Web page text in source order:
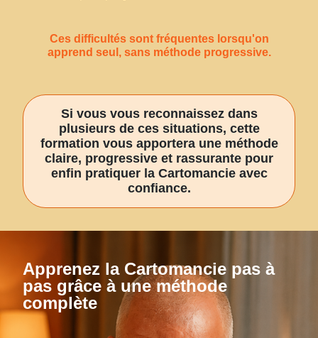
Ces difficultés sont fréquentes lorsqu'on
apprend seul, sans méthode progressive.
Si vous vous reconnaissez dans
plusieurs de ces situations, cette
formation vous apportera une méthode
claire, progressive et rassurante pour
enfin pratiquer la Cartomancie avec
confiance.
Apprenez la Cartomancie pas à
pas grâce à une méthode
complète